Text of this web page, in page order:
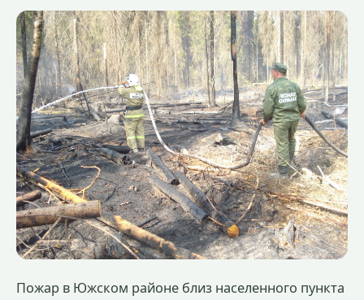
Пожар в Южском районе близ населенного пункта